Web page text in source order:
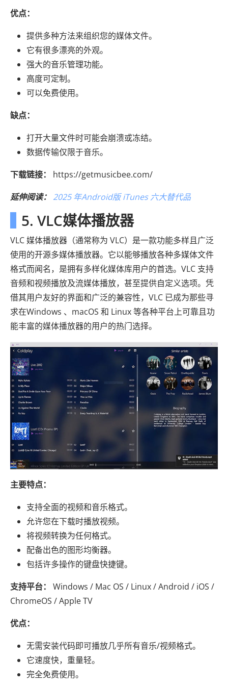
优点：
提供多种方法来组织您的媒体文件。
它有很多漂亮的外观。
强大的音乐管理功能。
高度可定制。
可以免费使用。
缺点：
打开大量文件时可能会崩溃或冻结。
数据传输仅限于音乐。
下载链接：
https://getmusicbee.com/
延伸阅读： 2025 年Android版 iTunes 六大替代品
5. VLC媒体播放器
VLC 媒体播放器（通常称为 VLC）是一款功能多样且广泛
使用的开源多媒体播放器。它以能够播放各种多媒体文件
格式而闻名，是拥有多样化媒体库用户的首选。VLC 支持
音频和视频播放及流媒体播放，甚至提供自定义选项。凭
借其用户友好的界面和广泛的兼容性，VLC 已成为那些寻
求在Windows 、macOS 和 Linux 等各种平台上可靠且功
能丰富的媒体播放器的用户的热门选择。
主要特点：
支持全面的视频和音乐格式。
允许您在下载时播放视频。
将视频转换为任何格式。
配备出色的图形均衡器。
包括许多操作的键盘快捷键。
支持平台：
Windows / Mac OS / Linux / Android / iOS /
ChromeOS / Apple TV
优点：
无需安装代码即可播放几乎所有音乐/视频格式。
它速度快，重量轻。
完全免费使用。